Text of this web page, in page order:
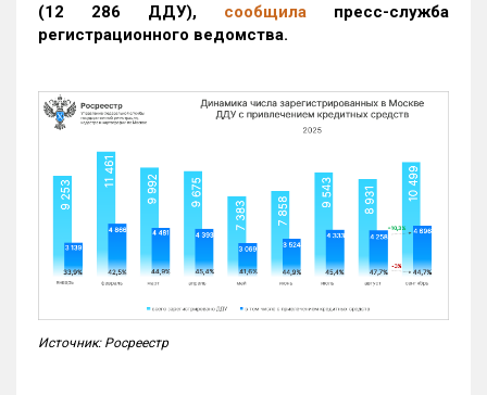
(12 286 ДДУ), сообщила пресс-служба
регистрационного ведомства.
Источник: Росреестр